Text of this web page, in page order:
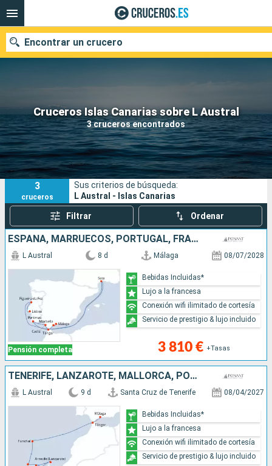
Cruceros Islas Canarias sobre L Austral
3 cruceros encontrados
Encontrar un crucero
Nuestros destinos
Fecha de salida
Puertos Compañías
Buscar
3
cruceros
Sus criterios de búsqueda:
L Austral - Islas Canarias
Filtrar Ordenar
ESPAÑA, MARRUECOS, PORTUGAL, FRANCIA, SUDAFRICA
Pensión completa
L Austral 8 d Málaga 08/07/2028
3 810 € +Tasas
Bebidas Incluidas*
Lujo a la francesa
Conexión wifi ilimitado de cortesía
Servicio de prestigio & lujo incluido
TENERIFE, LANZAROTE, MALLORCA, PORTUGAL, MARRUECOS, ESPAÑA
L Austral 9 d Santa Cruz de Tenerife 08/04/2027
Bebidas Incluidas*
Lujo a la francesa
Conexión wifi ilimitado de cortesía
Servicio de prestigio & lujo incluido